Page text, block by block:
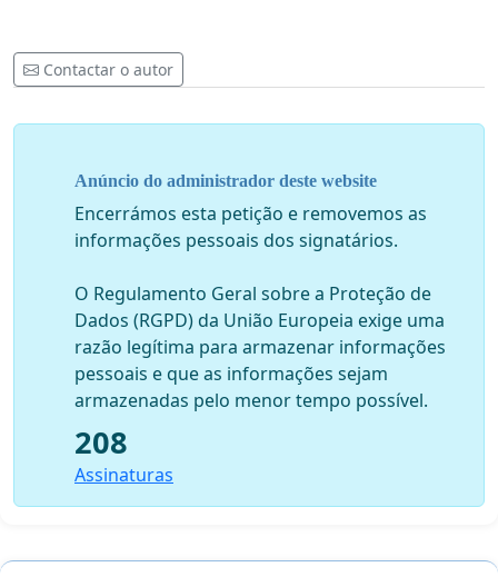
Contactar o autor
Anúncio do administrador deste website
Encerrámos esta petição e removemos as
informações pessoais dos signatários.
O Regulamento Geral sobre a Proteção de
Dados (RGPD) da União Europeia exige uma
razão legítima para armazenar informações
pessoais e que as informações sejam
armazenadas pelo menor tempo possível.
208
Assinaturas